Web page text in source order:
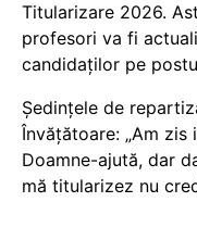
Titularizare 2026.
profesori va fi
candidaților pe
Ședințele de
Învățătoare: „Am zis
Doamne-ajută, dar
mă titularizez nu